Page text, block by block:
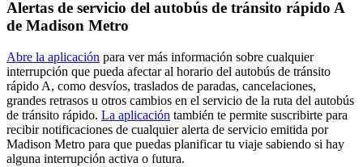
Alertas de servicio del autobús de tránsito rápido A
de Madison Metro
Abre la aplicación para ver más información sobre cualquier
interrupción que pueda afectar al horario del autobús de tránsito
rápido A, como desvíos, traslados de paradas, cancelaciones,
grandes retrasos u otros cambios en el servicio de la ruta del autobús
de tránsito rápido. La aplicación también te permite suscribirte para
recibir notificaciones de cualquier alerta de servicio emitida por
Madison Metro para que puedas planificar tu viaje sabiendo si hay
alguna interrupción activa o futura.